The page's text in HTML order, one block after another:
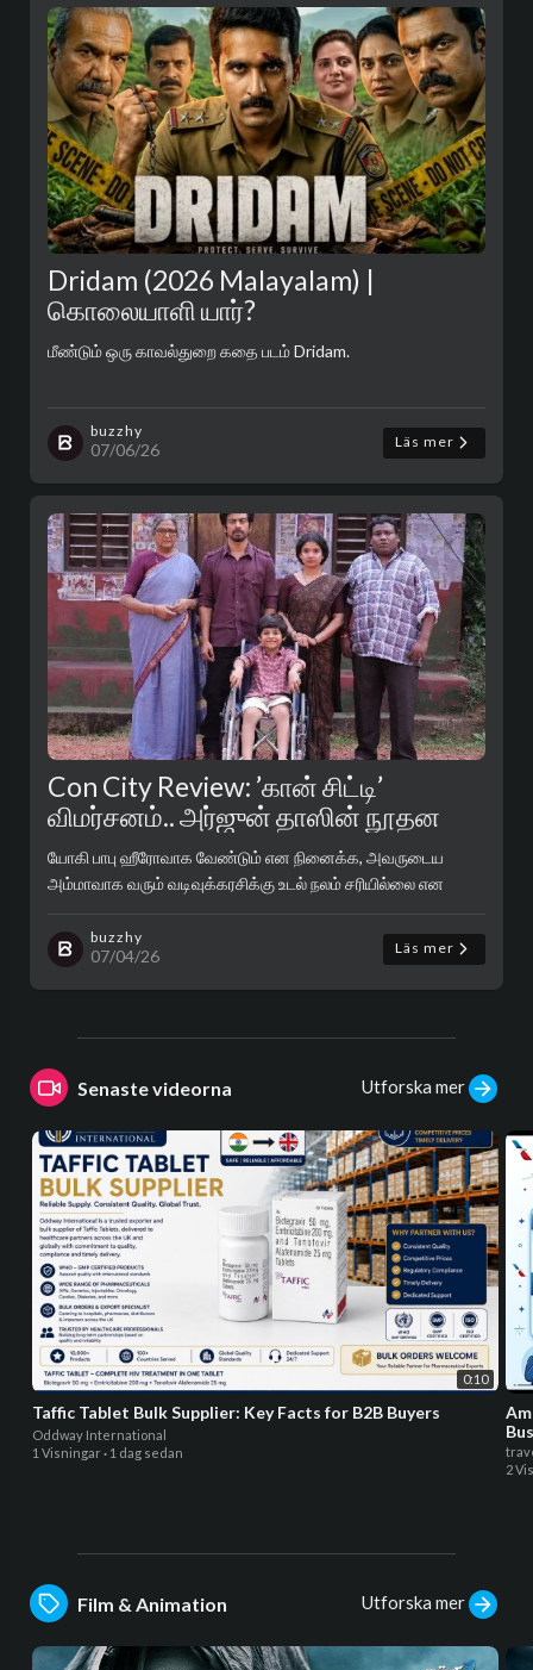
Dridam (2026 Malayalam) |
கொலையாளி யார்?
மீண்டும் ஒரு காவல்துறை கதை படம் Dridam.
buzzhy
07/06/26 Läs mer
Con City Review: ’கான் சிட்டி’
விமர்சனம்.. அர்ஜுன் தாஸின் நூதன
மோசடி கை கொடுத்ததா?..
யோகி பாபு ஹீரோவாக வேண்டும் என நினைக்க, அவருடைய
அம்மாவாக வரும் வடிவுக்கரசிக்கு உடல் நலம் சரியில்லை என
டொனேஷன் பெற அதற்கு பிறகு அவங்க ரெண்டு பேரும் சேர்த்து
செய்யும் ஸ்கேமும் சமூகத்தில் நாள் த..
buzzhy
07/04/26 Läs mer
Senaste videorna Utforska mer
0:10
Taffic Tablet Bulk Supplier: Key Facts for B2B Buyers
Oddway International
1 Visningar· 1 dag sedan
2
Film & Animation Utforska mer